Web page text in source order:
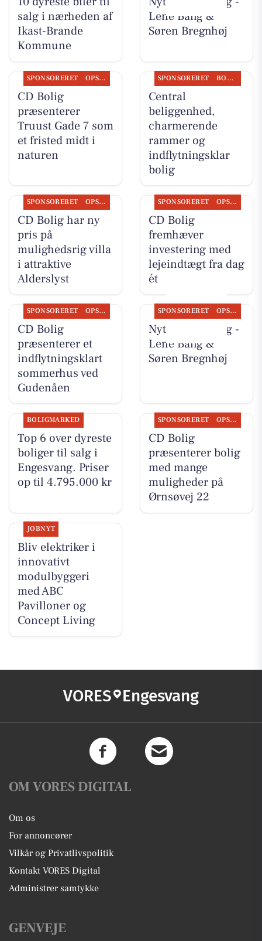
salg i nærheden af
Ikast-Brande
Kommune
Lene Bang &
Søren Bregnhøj
SPONSORERET OPSLAGSTAVLEN
CD Bolig
præsenterer
Truust Gade 7 som
et fristed midt i
naturen
SPONSORERET BOLIGMARKED
Central
beliggenhed,
charmerende
rammer og
indflytningsklar
bolig
SPONSORERET OPSLAGSTAVLEN
CD Bolig har ny
pris på
mulighedsrig villa
i attraktive
Alderslyst
SPONSORERET OPSLAGSTAVLEN
CD Bolig
fremhæver
investering med
lejeindtægt fra dag
ét
SPONSORERET OPSLAGSTAVLEN
CD Bolig
præsenterer et
indflytningsklart
sommerhus ved
Gudenåen
SPONSORERET OPSLAGSTAVLEN
Nyt fra CD Bolig -
Lene Bang &
Søren Bregnhøj
BOLIGMARKED
Top 6 over dyreste
boliger til salg i
Engesvang. Priser
op til 4.795.000 kr
SPONSORERET OPSLAGSTAVLEN
CD Bolig
præsenterer bolig
med mange
muligheder på
Ørnsøvej 22
JOBNYT
Bliv elektriker i
innovativt
modulbyggeri
med ABC
Pavilloner og
Concept Living
VORES Engesvang
OM VORES DIGITAL
Om os
For annoncører
Vilkår og Privatlivspolitik
Kontakt VORES Digital
Administrer samtykke
GENVEJE